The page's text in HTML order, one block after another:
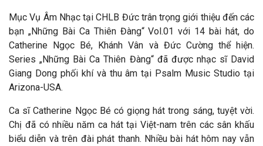
Mục Vụ Âm Nhạc tại CHLB Đức trân trọng giới thiệu đến các
bạn „Những Bài Ca Thiên Đàng“ Vol.01 với 14 bài hát, do
Catherine Ngọc Bé, Khánh Vân và Đức Cường thể hiện.
Series „Những Bài Ca Thiên Đàng“ đã được nhạc sĩ David
Giang Dong phối khí và thu âm tại Psalm Music Studio tại
Arizona-USA.
Ca sĩ Catherine Ngọc Bé có giọng hát trong sáng, tuyệt vời.
Chị đã có nhiều năm ca hát tại Việt-nam trên các sân khấu
biểu diễn và trên đài phát thanh. Nhiều bài hát hôm nay vẫn